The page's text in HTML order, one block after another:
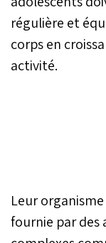
régulière et
corps en
activité.
Leur
fournie par des